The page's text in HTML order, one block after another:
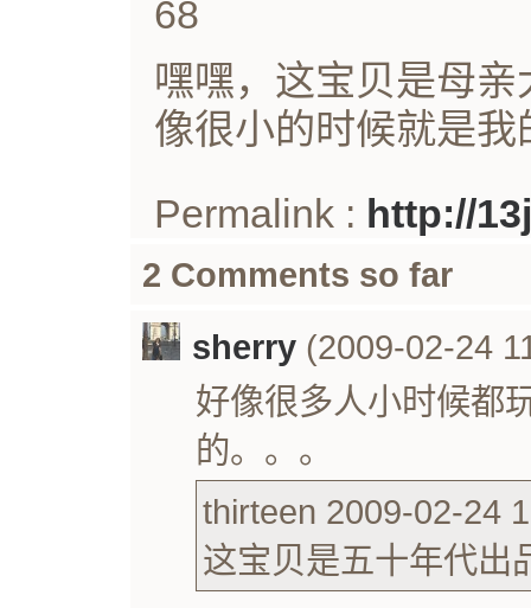
嘿嘿，这宝贝是母
像很小的时候就是我
Permalink : http://
2 Comments so far
sherry (2009-02-24
好像很多人小时候都
的。。。
thirteen 2009-02-24
这宝贝是五十年代出